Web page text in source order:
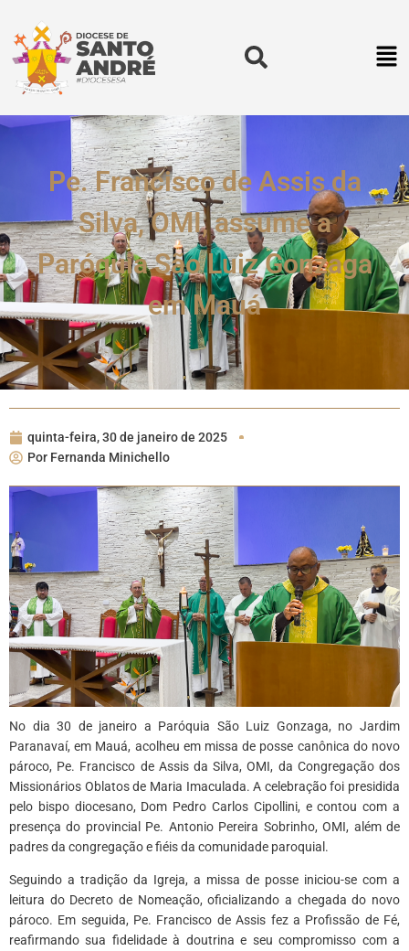
Pe. Francisco de Assis da
Silva, OMI, assume a
Paróquia São Luiz Gonzaga
em Mauá
quinta-feira, 30 de janeiro de 2025
Por Fernanda Minichello
No dia 30 de janeiro a Paróquia São Luiz Gonzaga, no Jardim
Paranavaí, em Mauá, acolheu em missa de posse canônica do novo
pároco, Pe. Francisco de Assis da Silva, OMI, da Congregação dos
Missionários Oblatos de Maria Imaculada. A celebração foi presidida
pelo bispo diocesano, Dom Pedro Carlos Cipollini, e contou com a
presença do provincial Pe. Antonio Pereira Sobrinho, OMI, além de
padres da congregação e fiéis da comunidade paroquial.
Seguindo a tradição da Igreja, a missa de posse iniciou-se com a
leitura do Decreto de Nomeação, oficializando a chegada do novo
pároco. Em seguida, Pe. Francisco de Assis fez a Profissão de Fé,
reafirmando sua fidelidade à doutrina e seu compromisso com a